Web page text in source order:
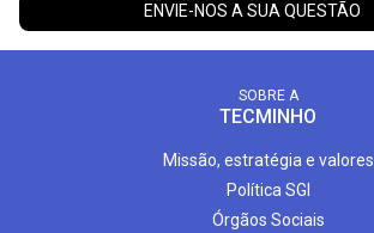
ENVIE-NOS A SUA QUESTÃO
SOBRE A
TECMINHO
Missão, estratégia e valores
Política SGI
Órgãos Sociais